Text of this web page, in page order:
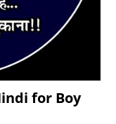
for Boy